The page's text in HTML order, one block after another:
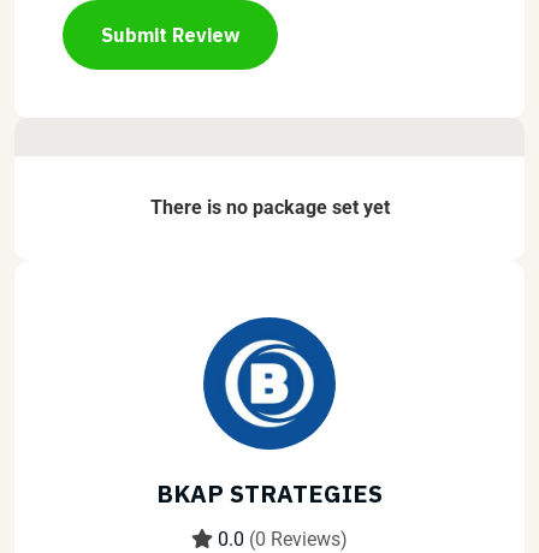
Submit Review
There is no package set yet
BKAP STRATEGIES
0.0 (0 Reviews)